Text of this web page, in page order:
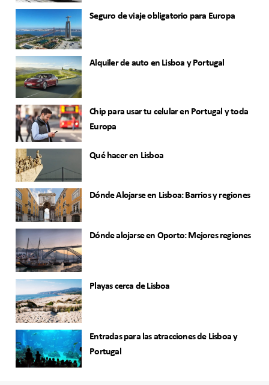
Seguro de viaje obligatorio para Europa
Alquiler de auto en Lisboa y Portugal
Chip para usar tu celular en Portugal y toda
Europa
Qué hacer en Lisboa
Dónde Alojarse en Lisboa: Barrios y regiones
Dónde alojarse en Oporto: Mejores regiones
Playas cerca de Lisboa
Entradas para las atracciones de Lisboa y
Portugal